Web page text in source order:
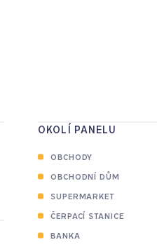
OKOLÍ PANELU
OBCHODY
OBCHODNÍ DŮM
SUPERMARKET
ČERPACÍ STANICE
BANKA